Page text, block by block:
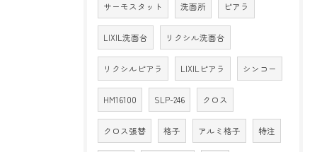
サーモスタット 洗面所 ピアラ
LIXIL洗面台 リクシル洗面台
リクシルピアラ LIXILピアラ シンコー
HM16100 SLP-246 クロス
クロス張替 格子 アルミ格子 特注